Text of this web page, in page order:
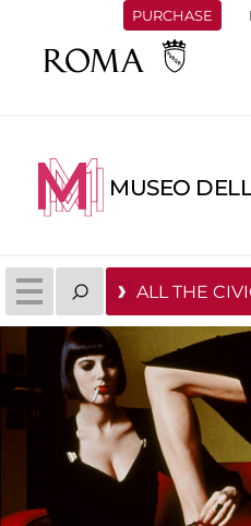
PURCHASE
MUSEO
ALL THE